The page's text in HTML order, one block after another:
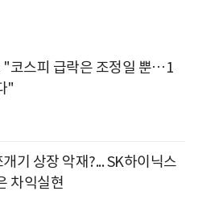
"코스피 급락은 조정일 뿐…1
"
기 상장 악재?... SK하이닉스
차익실현